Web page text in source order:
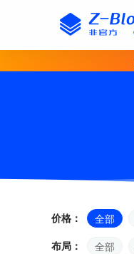
价格： 全部
布局：
全部